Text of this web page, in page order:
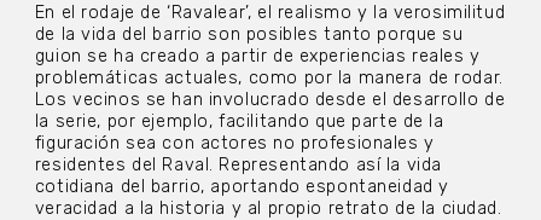
En el rodaje de ‘Ravalear’, el realismo y la verosimilitud
de la vida del barrio son posibles tanto porque su
guion se ha creado a partir de experiencias reales y
problemáticas actuales, como por la manera de rodar.
Los vecinos se han involucrado desde el desarrollo de
la serie, por ejemplo, facilitando que parte de la
figuración sea con actores no profesionales y
residentes del Raval. Representando así la vida
cotidiana del barrio, aportando espontaneidad y
veracidad a la historia y al propio retrato de la ciudad.